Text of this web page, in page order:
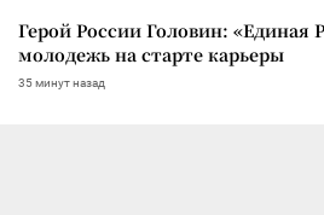
Герой России Головин: «Единая
молодежь на старте карьеры
35 минут назад